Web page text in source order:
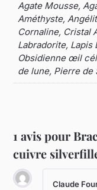
Agate Mousse,
Améthyste,
Cornaline, Cristal
Labradorite, Lapis
Obsidienne œil
de lune, Pierre de
1 avis pour
cuivre
Claude